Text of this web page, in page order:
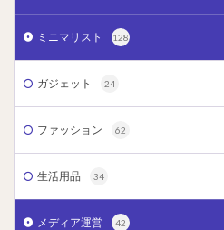
ミニマリスト 128
ガジェット 24
ファッション 62
生活用品 34
メディア運営 42